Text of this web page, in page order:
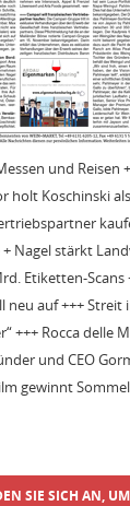
und Reisen
holt Koschinski
Nagel stärkt
Etiketten-
neu auf +++ Streit
+++ Rocca delle
und CEO
gewinnt
SIE SICH AN,